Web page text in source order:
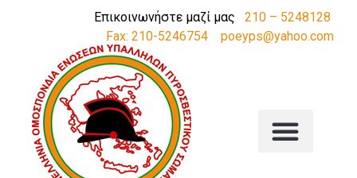
Επικοινωνήστε μαζί μας 210 – 5248128
Fax: 210-5246754
poeyps@yahoo.com